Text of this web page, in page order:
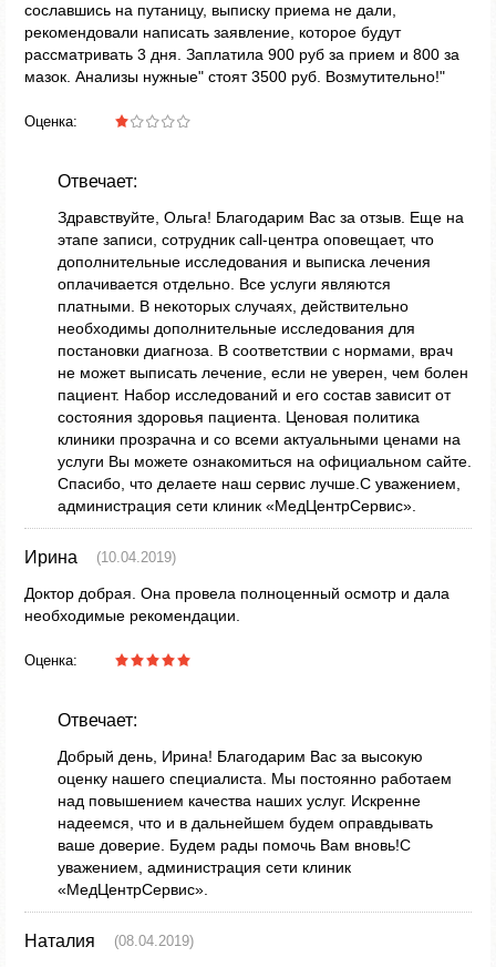
сославшись на путаницу, выписку приема не дали,
рекомендовали написать заявление, которое будут
рассматривать 3 дня. Заплатила 900 руб за прием и 800 за
мазок. Анализы нужные" стоят 3500 руб. Возмутительно!"
Оценка:
Отвечает:
Здравствуйте, Ольга! Благодарим Вас за отзыв. Еще на
этапе записи, сотрудник call-центра оповещает, что
дополнительные исследования и выписка лечения
оплачивается отдельно. Все услуги являются
платными. В некоторых случаях, действительно
необходимы дополнительные исследования для
постановки диагноза. В соответствии с нормами, врач
не может выписать лечение, если не уверен, чем болен
пациент. Набор исследований и его состав зависит от
состояния здоровья пациента. Ценовая политика
клиники прозрачна и со всеми актуальными ценами на
услуги Вы можете ознакомиться на официальном сайте.
Спасибо, что делаете наш сервис лучше.С уважением,
администрация сети клиник «МедЦентрСервис».
Ирина (10.04.2019)
Доктор добрая. Она провела полноценный осмотр и дала
необходимые рекомендации.
Оценка:
Отвечает:
Добрый день, Ирина! Благодарим Вас за высокую
оценку нашего специалиста. Мы постоянно работаем
над повышением качества наших услуг. Искренне
надеемся, что и в дальнейшем будем оправдывать
ваше доверие. Будем рады помочь Вам вновь!С
уважением, администрация сети клиник
«МедЦентрСервис».
Наталия (08.04.2019)